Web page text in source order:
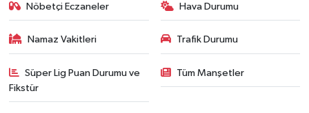
Nöbetçi Eczaneler Hava Durumu
Namaz Vakitleri Trafik Durumu
Süper Lig Puan Durumu ve
Fikstür
Tüm Manşetler